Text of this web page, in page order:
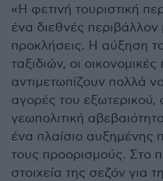
«Η φετινή τουριστική
ένα διεθνές περιβάλλον
προκλήσεις. Η αύξηση
ταξιδιών, οι οικονομικές
αντιμετωπίζουν πολλά
αγορές του εξωτερικού,
γεωπολιτική
ένα πλαίσιο αυξημένης
τους προορισμούς. Στο
στοιχεία της σεζόν για